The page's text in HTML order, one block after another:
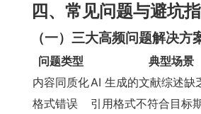
四、常见问题与避坑
（一）三大高频问题解决方
问题类型
典型场景
内容同质化AI 生成的文献综述缺
格式错误
引用格式不符合目标